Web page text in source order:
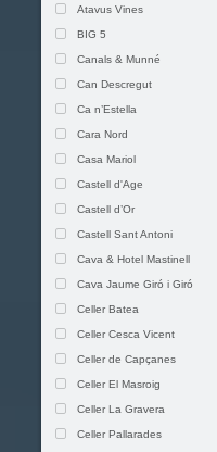
Atavus Vines
BIG 5
Canals & Munné
Can Descregut
Ca n’Estella
Cara Nord
Casa Mariol
Castell d'Age
Castell d’Or
Castell Sant Antoni
Cava & Hotel Mastinell
Cava Jaume Giró i Giró
Celler Batea
Celler Cesca Vicent
Celler de Capçanes
Celler El Masroig
Celler La Gravera
Celler Pallarades